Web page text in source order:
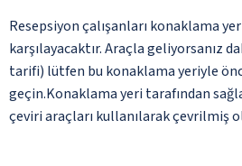
Resepsiyon çalışanları konaklama
karşılayacaktır. Araçla geliyorsanız
tarifi) lütfen bu konaklama yeriyle
geçin.Konaklama yeri tarafından
çeviri araçları kullanılarak çevrilmiş